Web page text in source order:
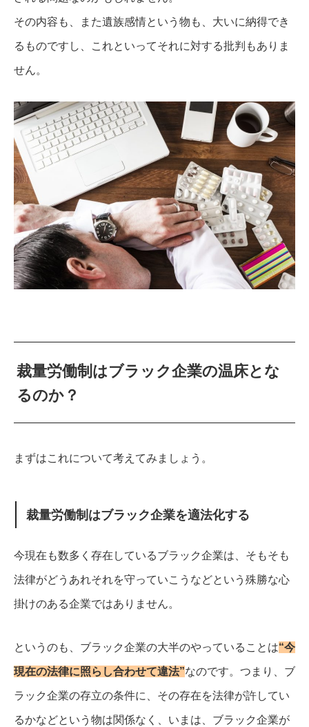
その内容も、また遺族感情という物も、大いに納得でき
るものですし、これといってそれに対する批判もありま
せん。
裁量労働制はブラック企業の温床とな
るのか？
まずはこれについて考えてみましょう。
裁量労働制はブラック企業を適法化する
今現在も数多く存在しているブラック企業は、そもそも
法律がどうあれそれを守っていこうなどという殊勝な心
掛けのある企業ではありません。
というのも、ブラック企業の大半のやっていることは“今
現在の法律に照らし合わせて違法”なのです。 つまり、ブ
ラック企業の存立の条件に、その存在を法律が許してい
るかなどという物は関係なく、いまは、ブラック企業が